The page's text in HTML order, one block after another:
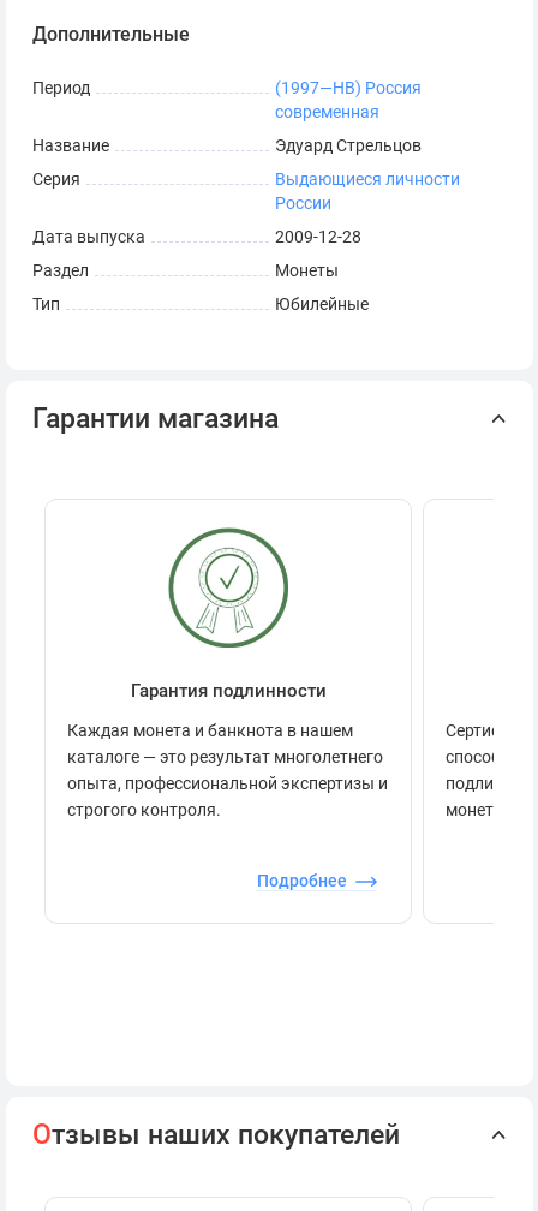
Дополнительные
Период
(1997—НВ) Россия
современная
Название
Эдуард Стрельцов
Серия
Выдающиеся личности
России
Дата выпуска
2009-12-28
Раздел
Монеты
Тип
Юбилейные
Гарантии магазина
Гарантия подлинности
Каждая монета и банкнота в нашем
каталоге — это результат многолетнего
опыта, профессиональной экспертизы и
строгого контроля.
Подробнее
способов
монеты.
Отзывы наших покупателей